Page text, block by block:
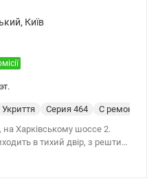
, Київ
Укриття Cерия 464
С
на Харківському шоссе 2.
в тихий двір, з решти